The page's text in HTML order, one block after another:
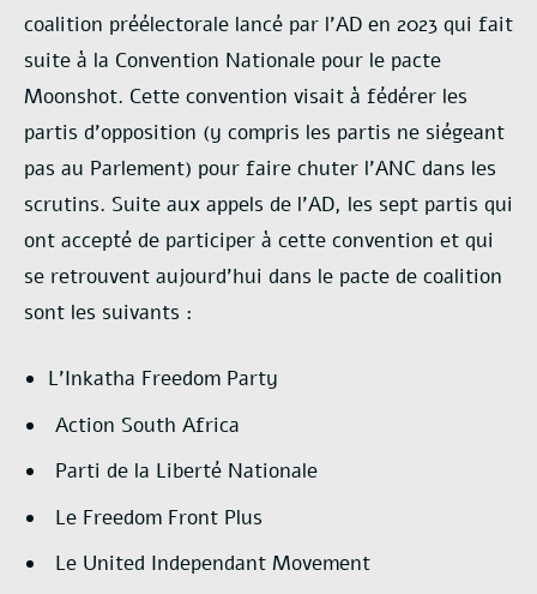
coalition préélectorale lancé par l’AD en 2023 qui fait
suite à la Convention Nationale pour le pacte
Moonshot. Cette convention visait à fédérer les
partis d’opposition (y compris les partis ne siégeant
pas au Parlement) pour faire chuter l’ANC dans les
scrutins. Suite aux appels de l’AD, les sept partis qui
ont accepté de participer à cette convention et qui
se retrouvent aujourd’hui dans le pacte de coalition
sont les suivants :
L’Inkatha Freedom Party
Action South Africa
Parti de la Liberté Nationale
Le Freedom Front Plus
Le United Independant Movement